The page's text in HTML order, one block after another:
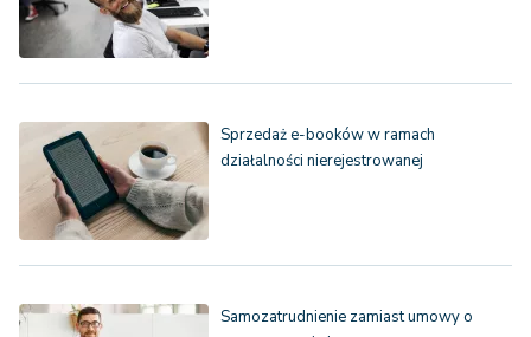
Sprzedaż e-booków w ramach
działalności nierejestrowanej
Samozatrudnienie zamiast umowy o